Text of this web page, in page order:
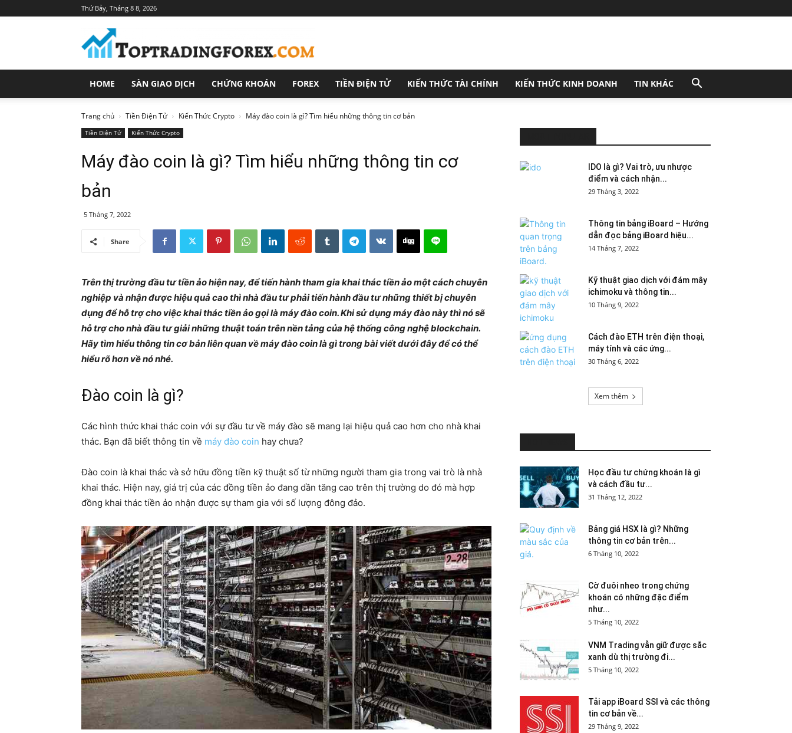
Thứ Bảy, Tháng 8 8, 2026
Trang
Tin
Tức
Đầu
Tư
Chính
HOME SÀN GIAO DỊCH CHỨNG KHOÁN FOREX TIỀN ĐIỆN TỬ KIẾN THỨC TÀI CHÍNH KIẾN THỨC KINH DOANH TIN KHÁC
Trang chủ Tiền Điện Tử Kiến Thức Crypto Máy đào coin là gì? Tìm hiểu những thông tin cơ bản
Tiền Điện Tử Kiến Thức Crypto
Máy đào coin là gì? Tìm hiểu những thông tin cơ
bản
5 Tháng 7, 2022
Share
Trên thị trường đầu tư tiền ảo hiện nay, để tiến hành tham gia khai thác tiền ảo một cách chuyên
nghiệp và nhận được hiệu quả cao thì nhà đầu tư phải tiến hành đầu tư những thiết bị chuyên
dụng để hỗ trợ cho việc khai thác tiền ảo gọi là máy đào coin. Khi sử dụng máy đào này thì nó sẽ
hỗ trợ cho nhà đầu tư giải những thuật toán trên nền tảng của hệ thống công nghệ blockchain.
Hãy tìm hiểu thông tin cơ bản liên quan về máy đào coin là gì trong bài viết dưới đây để có thể
hiểu rõ hơn về nó nhé.
Đào coin là gì?
Các hình thức khai thác coin với sự đầu tư về máy đào sẽ mang lại hiệu quả cao hơn cho nhà khai
thác. Bạn đã biết thông tin về máy đào coin hay chưa?
Đào coin là khai thác và sở hữu đồng tiền kỹ thuật số từ những người tham gia trong vai trò là nhà
khai thác. Hiện nay, giá trị của các đồng tiền ảo đang dần tăng cao trên thị trường do đó mà hợp
đồng khai thác tiền ảo nhận được sự tham gia với số lượng đông đảo.
IDO là gì? Vai trò, ưu nhược
điểm và cách nhận...
29 Tháng 3, 2022
Thông tin bảng iBoard – Hướng
dẫn đọc bảng iBoard hiệu...
14 Tháng 7, 2022
Kỹ thuật giao dịch với đám mây
ichimoku và thông tin...
10 Tháng 9, 2022
Cách đào ETH trên điện thoại,
máy tính và các ứng...
30 Tháng 6, 2022
Xem thêm
Học đầu tư chứng khoán là gì
và cách đầu tư...
31 Tháng 12, 2022
Bảng giá HSX là gì? Những
thông tin cơ bản trên...
6 Tháng 10, 2022
Cờ đuôi nheo trong chứng
khoán có những đặc điểm
như...
5 Tháng 10, 2022
VNM Trading vẫn giữ được sắc
xanh dù thị trường đi...
5 Tháng 10, 2022
Tải app iBoard SSI và các thông
tin cơ bản về...
29 Tháng 9, 2022